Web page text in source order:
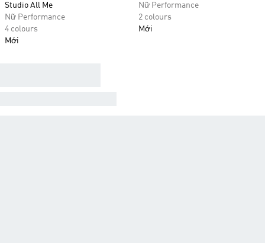
Studio All Me
Nữ Performance
4 colours
Mới
Nữ Performance
2 colours
Mới